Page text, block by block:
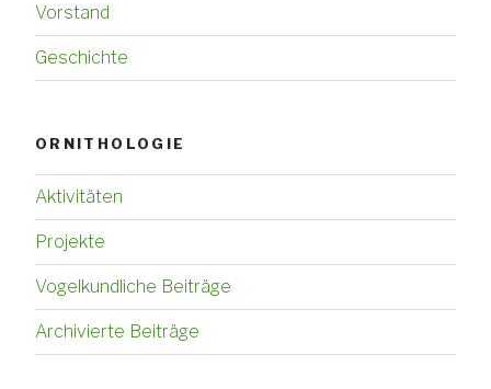
Vorstand
Geschichte
ORNITHOLOGIE
Aktivitäten
Projekte
Vogelkundliche Beiträge
Archivierte Beiträge